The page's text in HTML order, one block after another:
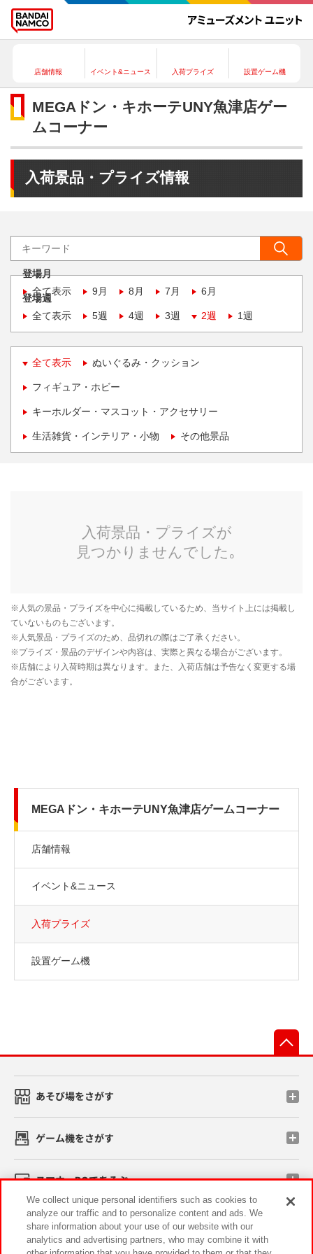
店舗情報 イベント&ニュース 入荷プライズ 設置ゲーム機
MEGAドン・キホーテUNY魚津店ゲー
ムコーナー
入荷景品・プライズ情報
登場月
全て表示
9月 8月 7月 6月
登場週
全て表示
5週 4週 3週 2週 1週
全て表示 ぬいぐるみ・クッション
フィギュア・ホビー
キーホルダー・マスコット・アクセサリー
生活雑貨・インテリア・小物 その他景品
MEGAドン・キホーテUNY魚津店ゲームコーナー
店舗情報
イベント&ニュース
入荷プライズ
設置ゲーム機
あそび場をさがす
ゲーム機をさがす
スマホ・PCであそぶ
イベント・キャンペーン
We collect unique personal identifiers such as cookies to
analyze our traffic and to personalize content and ads. We
share information about your use of our website with our
analytics and advertising partners, who may combine it with